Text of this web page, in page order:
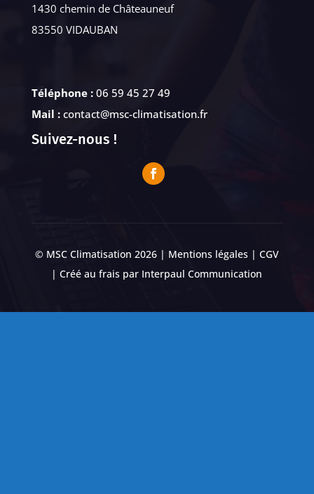
1430 chemin de Châteauneuf
83550 VIDAUBAN
Téléphone : 06 59 45 27 49
Mail :contact@msc-climatisation.fr
Suivez-nous !
© MSC Climatisation 2026 | Mentions légales| CGV
| Créé au frais par Interpaul Communication